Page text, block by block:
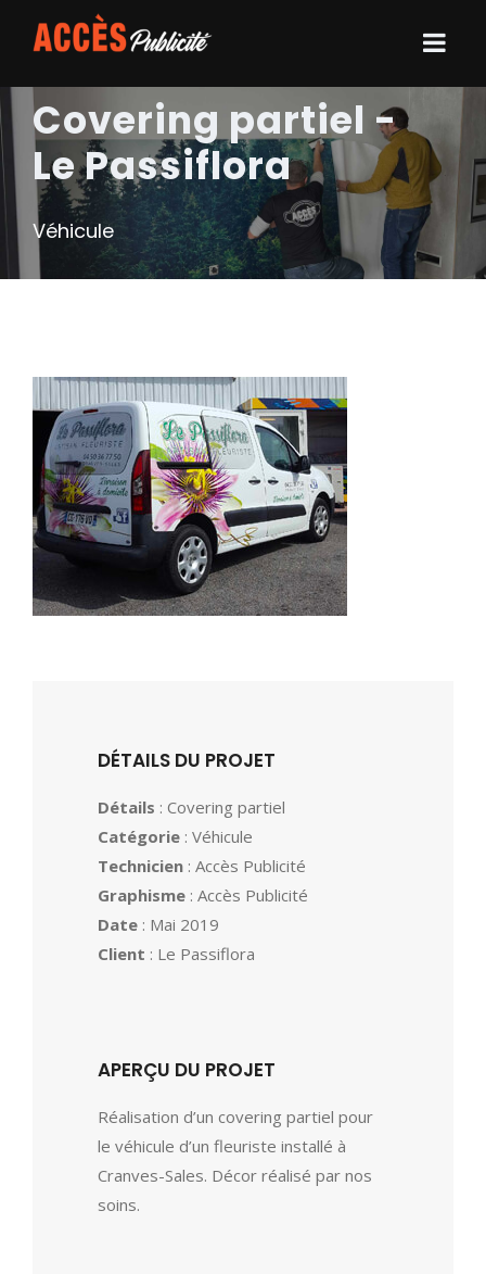
Covering partiel -
Le Passiflora
Véhicule
DÉTAILS DU PROJET
Détails : Covering partiel
Catégorie : Véhicule
Technicien : Accès Publicité
Graphisme : Accès Publicité
Date : Mai 2019
Client : Le Passiflora
APERÇU DU PROJET
Réalisation d’un covering partiel pour
le véhicule d’un fleuriste installé à
Cranves-Sales. Décor réalisé par nos
soins.